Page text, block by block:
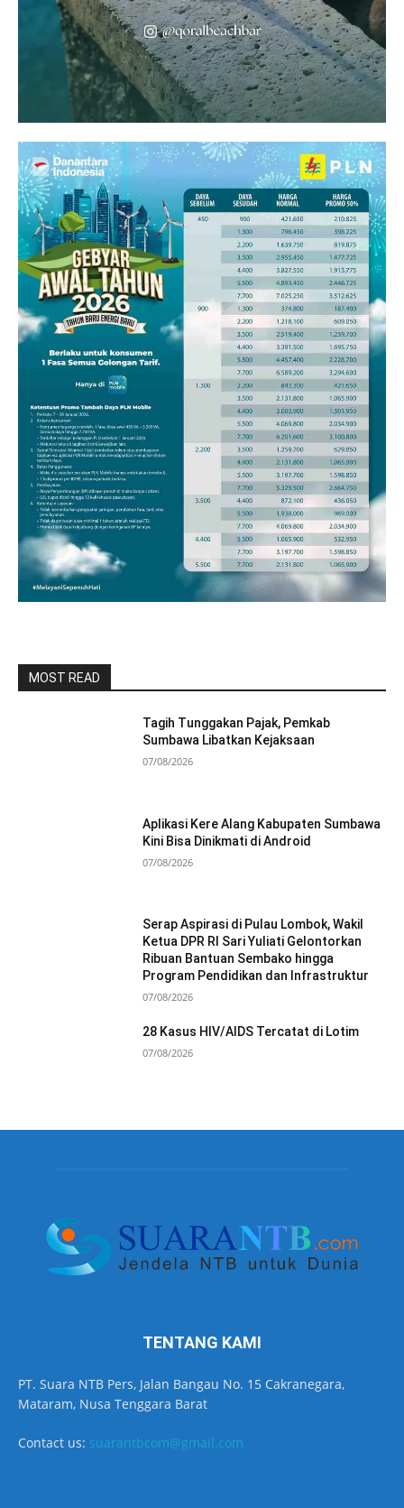
MOST READ
Tagih Tunggakan Pajak, Pemkab
Sumbawa Libatkan Kejaksaan
07/08/2026
Aplikasi Kere Alang Kabupaten Sumbawa
Kini Bisa Dinikmati di Android
07/08/2026
Serap Aspirasi di Pulau Lombok, Wakil
Ketua DPR RI Sari Yuliati Gelontorkan
Ribuan Bantuan Sembako hingga
Program Pendidikan dan Infrastruktur
07/08/2026
28 Kasus HIV/AIDS Tercatat di Lotim
07/08/2026
TENTANG KAMI
PT. Suara NTB Pers, Jalan Bangau No. 15 Cakranegara,
Mataram, Nusa Tenggara Barat
Contact us: suarantbcom@gmail.com